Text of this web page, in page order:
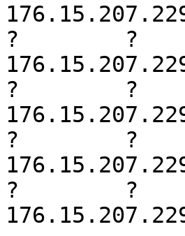
?        ?
?        ?
?        ?
?        ?